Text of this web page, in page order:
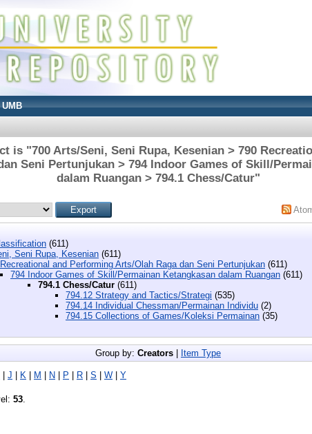
UMB
is "700 Arts/Seni, Seni Rupa, Kesenian > 790
Seni Pertunjukan > 794 Indoor Games of Skill/
dalam Ruangan > 794.1 Chess/Catur"
(611)
Seni Rupa, Kesenian (611)
and Performing Arts/Olah Raga dan Seni Pertunjukan (611)
794 Indoor Games of Skill/Permainan Ketangkasan dalam Ruangan (611)
794.1 Chess/Catur (611)
794.12 Strategy and Tactics/Strategi (535)
794.14 Individual Chessman/Permainan Individu (2)
794.15 Collections of Games/Koleksi Permainan (35)
Group by: Creators Item Type
J K M N P R S W Y
53.